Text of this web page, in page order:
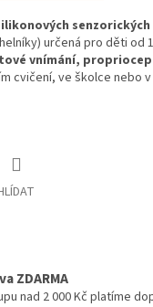
určená pro děti od
vnímání,
cvičení, ve školce nebo
ZDARMA
nad 2 000 Kč platíme